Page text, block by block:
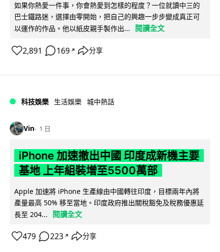
如果你熱愛一件事，你會熱愛到怎樣的程度？一位就讀中三的
巴士鐵路迷，選擇由零開始，把自己的興趣一步步變成真正可
以運作的作品。他以紙皮親手製作出...
閱讀全文
2,891 169 ↗ 分享
科技娛樂 生活娛樂 城中熱話
Vin 1 日
iPhone 加速撤出中國 印度成新機主要
基地 上年組裝增至5500萬部
Apple 加速將 iPhone 生產線由中國轉往印度，目標兩年內將
產量最高 50% 移至當地。印度政府推出關稅豁免及稅務優惠延
長至 204...
閱讀全文
479 223 ↗ 分享